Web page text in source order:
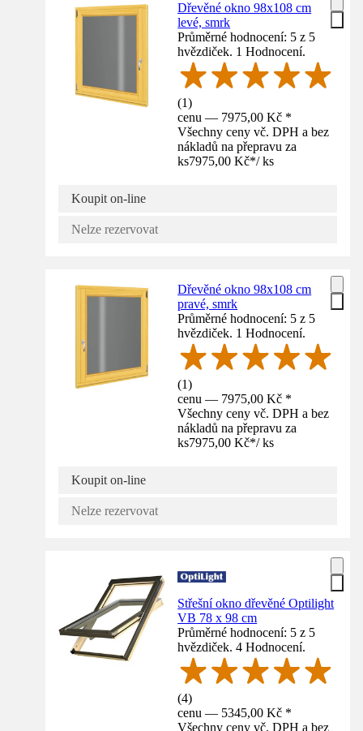
Dřevěné okno 98x108 cm
levé, smrk
Průměrné hodnocení: 5 z 5
hvězdiček. 1 Hodnocení.
(1)
cenu — 7975,00 Kč *
Všechny ceny vč. DPH a bez
nákladů na přepravu za
ks7975,00 Kč*/ ks
Koupit on-line
Nelze rezervovat
Dřevěné okno 98x108 cm
pravé, smrk
Průměrné hodnocení: 5 z 5
hvězdiček. 1 Hodnocení.
(1)
cenu — 7975,00 Kč *
Všechny ceny vč. DPH a bez
nákladů na přepravu za
ks7975,00 Kč*/ ks
Koupit on-line
Nelze rezervovat
Střešní okno dřevěné Optilight
VB 78 x 98 cm
Průměrné hodnocení: 5 z 5
hvězdiček. 4 Hodnocení.
(4)
cenu — 5345,00 Kč *
Všechny ceny vč. DPH a bez